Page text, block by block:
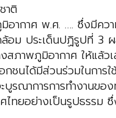
าติ
ากาศ พ.ศ. …. ซึ่งมีค
อม ประเด็นปฏิรูปที่
าพภูมิอากาศ ให้แล้ว
นได้มีส่วนร่วมในกา
บูรณาการการทำงาน
ยอย่างเป็นรูปธรรม